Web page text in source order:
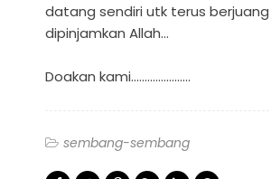
datang sendiri utk terus
dipinjamkan Allah...
Doakan kami......................
sembang-sembang